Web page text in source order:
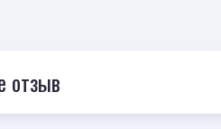
отзыв